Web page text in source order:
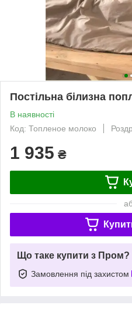
Постільна білизна
В наявності
Код: Топленое молоко
1 935 ₴
Що таке купити з Пром?
Замовлення під захистом